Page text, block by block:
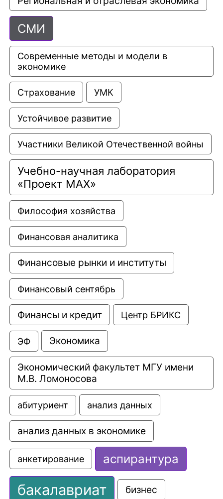
СМИ
Современные методы и модели в
экономике
Страхование УМК
Устойчивое развитие
Участники Великой Отечественной войны
Учебно-научная лаборатория
«Проект МАХ»
Философия хозяйства
Финансовая аналитика
Финансовые рынки и институты
Финансовый сентябрь
Финансы и кредит Центр БРИКС
ЭФ Экономика
Экономический факультет МГУ имени
М.В. Ломоносова
абитуриент анализ данных
анализ данных в экономике
анкетирование аспирантура
бакалавриат бизнес